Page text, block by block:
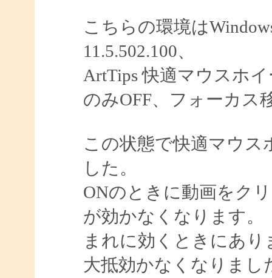
こちらの環境は
11.5.502.100、
ArtTips 快適マウスホ
のみOFF、フォーカス
この状態で快適マウス
した。
ONのときに動画をク
が効かなくなります。
まれに効くときにあ
大抵効かなくなりまし